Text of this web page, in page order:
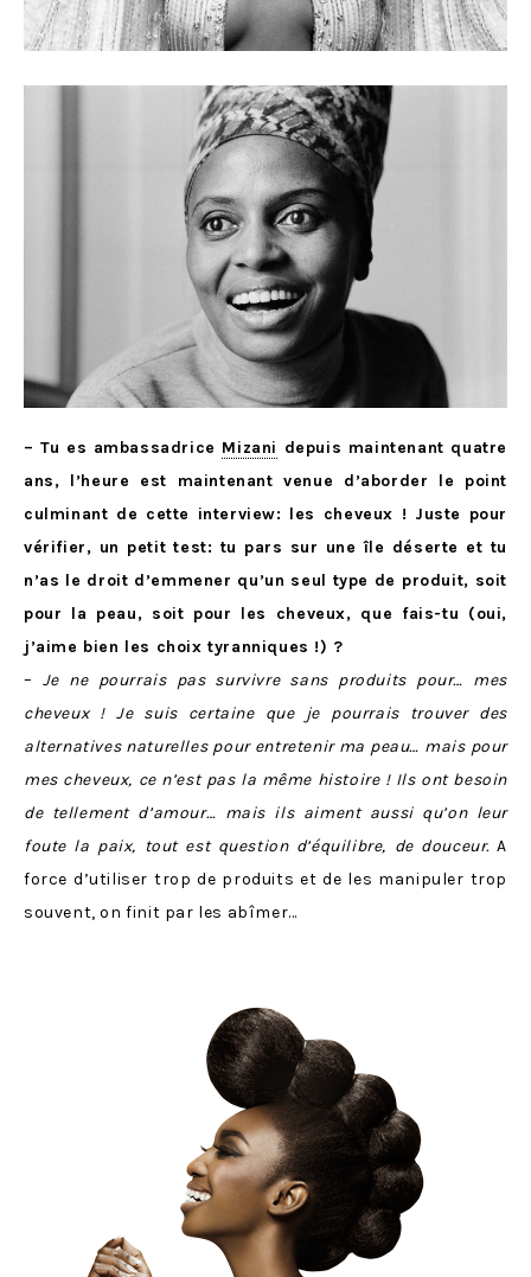
– Tu es ambassadrice Mizani depuis maintenant quatre
ans, l’heure est maintenant venue d’aborder le point
culminant de cette interview: les cheveux ! Juste pour
vérifier, un petit test: tu pars sur une île déserte et tu
n’as le droit d’emmener qu’un seul type de produit, soit
pour la peau, soit pour les cheveux, que fais-tu (oui,
j’aime bien les choix tyranniques !) ?
– Je ne pourrais pas survivre sans produits pour… mes
cheveux ! Je suis certaine que je pourrais trouver des
alternatives naturelles pour entretenir ma peau… mais pour
mes cheveux, ce n’est pas la même histoire ! Ils ont besoin
de tellement d’amour… mais ils aiment aussi qu’on leur
foute la paix, tout est question d’équilibre, de douceur.A
force d’utiliser trop de produits et de les manipuler trop
souvent, on finit par les abîmer…